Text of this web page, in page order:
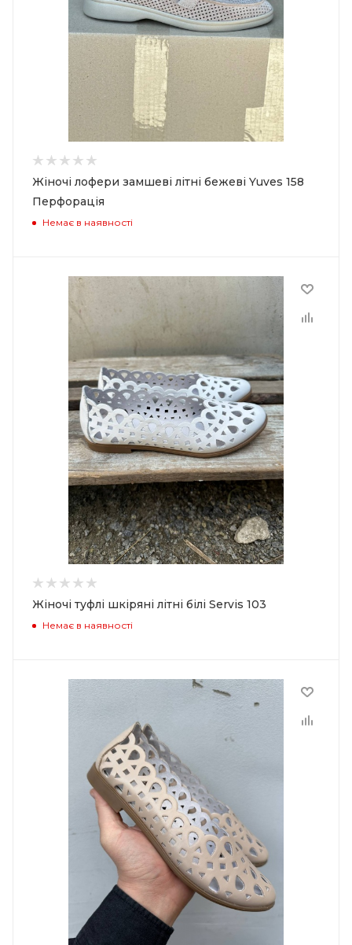
Жіночі лофери замшеві літні бежеві Yuves 158
Перфорація
Немає в наявності
Жіночі туфлі шкіряні літні білі Servis 103
Немає в наявності